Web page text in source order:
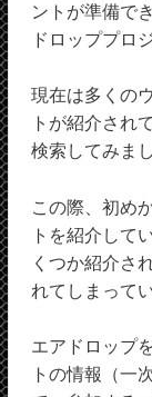
ントが準備で
ドロッププロ
現在は多くの
トが紹介され
検索してみま
この際、初め
トを紹介して
くつか紹介さ
れてしまって
エアドロップ
トの情報（一